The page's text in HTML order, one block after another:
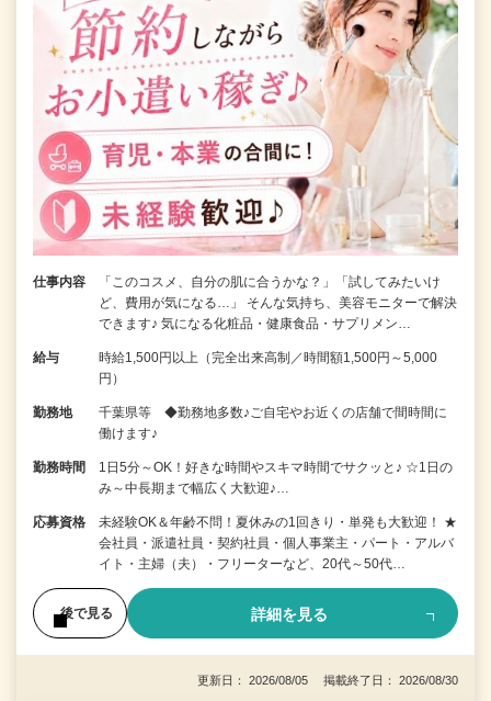
仕事内容
「このコスメ、自分の肌に合うかな？」「試してみたいけ
ど、費用が気になる…」 そんな気持ち、美容モニターで解決
できます♪ 気になる化粧品・健康食品・サプリメン…
給与
時給1,500円以上（完全出来高制／時間額1,500円～5,000
円）
勤務地
千葉県等 ◆勤務地多数♪ご自宅やお近くの店舗で間時間に
働けます♪
勤務時間
1日5分～OK！好きな時間やスキマ時間でサクッと♪ ☆1日の
み～中長期まで幅広く大歓迎♪…
応募資格
未経験OK＆年齢不問！夏休みの1回きり・単発も大歓迎！ ★
会社員・派遣社員・契約社員・個人事業主・パート・アルバ
イト・主婦（夫）・フリーターなど、20代～50代…
後で見る 詳細を見る
更新日： 2026/08/05 掲載終了日： 2026/08/30